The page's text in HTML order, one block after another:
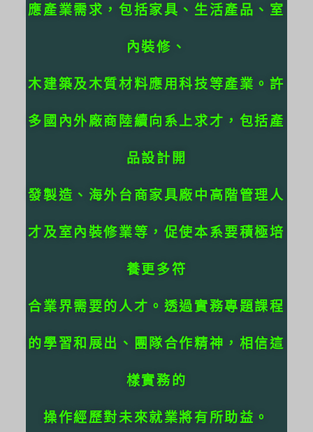
應產業需求，包括家具、生活產品、室
內裝修、
木建築及木質材料應用科技等產業。許
多國內外廠商陸續向系上求才，包括產
品設計開
發製造、海外台商家具廠中高階管理人
才及室內裝修業等，促使本系要積極培
養更多符
合業界需要的人才。透過實務專題課程
的學習和展出、團隊合作精神，相信這
樣實務的
操作經歷對未來就業將有所助益。